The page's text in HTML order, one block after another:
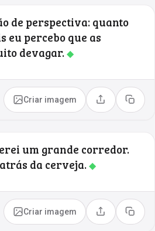
de perspectiva: quanto
eu percebo que as
devagar.◆
Criar imagem Compartilhar
Copiar
um grande corredor.
da cerveja.◆
Criar imagem Compartilhar
Copiar